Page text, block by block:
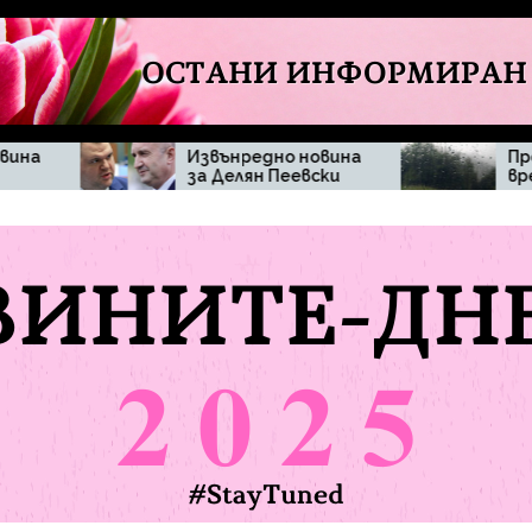
Извънредно новина
за Делян Пеевски
Промяна във
времето изненада
жителите на